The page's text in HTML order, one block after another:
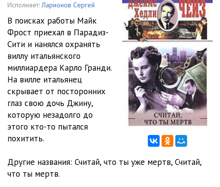
09:17
008 10:39
009 06:47
010 08:21
011 07:29
012 10:04
013
015
Исполняет: Ларионов Сергей
В поисках работы Майк
Фрост приехал в Парадиз-
Сити и нанялся охранять
виллу итальянского
миллиардера Карло Гранди.
На вилле итальянец
скрывает от посторонних
глаз свою дочь Джину,
которую незадолго до
этого кто-то пытался
похитить.
Другие названия: Считай, что ты уже мертв, Считай,
что ты мертв.